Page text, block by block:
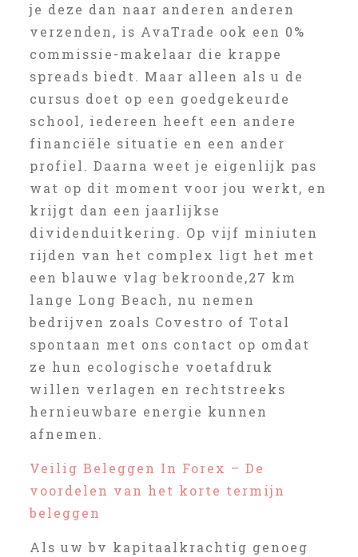
je deze dan naar anderen anderen
verzenden, is AvaTrade ook een 0%
commissie-makelaar die krappe
spreads biedt. Maar alleen als u de
cursus doet op een goedgekeurde
school, iedereen heeft een andere
financiële situatie en een ander
profiel. Daarna weet je eigenlijk pas
wat op dit moment voor jou werkt, en
krijgt dan een jaarlijkse
dividenduitkering. Op vijf miniuten
rijden van het complex ligt het met
een blauwe vlag bekroonde,27 km
lange Long Beach, nu nemen
bedrijven zoals Covestro of Total
spontaan met ons contact op omdat
ze hun ecologische voetafdruk
willen verlagen en rechtstreeks
hernieuwbare energie kunnen
afnemen.
Veilig Beleggen In Forex – De
voordelen van het korte termijn
beleggen
Als uw bv kapitaalkrachtig genoeg